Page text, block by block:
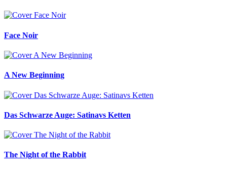
Face Noir
A New Beginning
Das Schwarze Auge: Satinavs Ketten
The Night of the Rabbit